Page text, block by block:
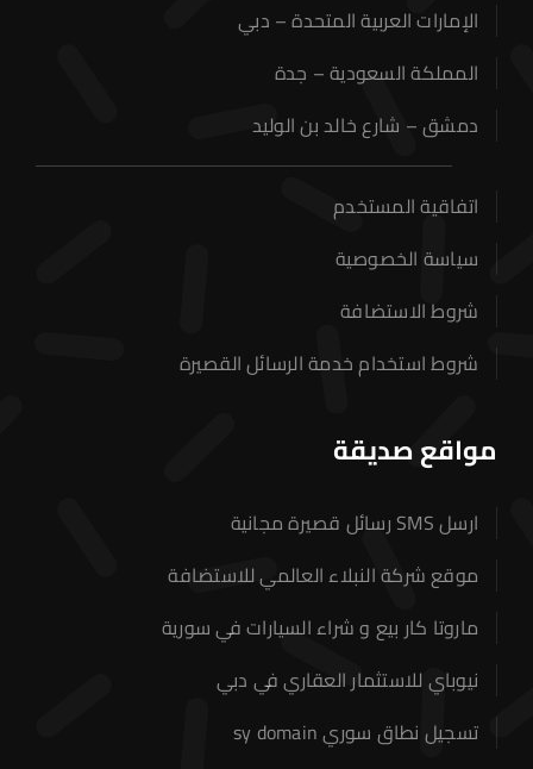
الإمارات العربية المتحدة – دبي
المملكة السعودية – جدة
دمشق – شارع خالد بن الوليد
اتفاقية المستخدم
سياسة الخصوصية
شروط الاستضافة
شروط استخدام خدمة الرسائل القصيرة
مواقع صديقة
ارسل SMS رسائل قصيرة مجانية
موقع شركة النبلاء العالمي للاستضافة
ماروتا كار بيع و شراء السيارات في سورية
نيوباي للاستثمار العقاري في دبي
تسجيل نطاق سوري sy domain
عن الشركة
خدماتنا
اتصل بنا